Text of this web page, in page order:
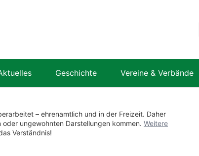
Geschichte Vereine & Verbände
– ehrenamtlich und in der Freizeit. Daher
ungewohnten Darstellungen kommen. Weitere
Verständnis!